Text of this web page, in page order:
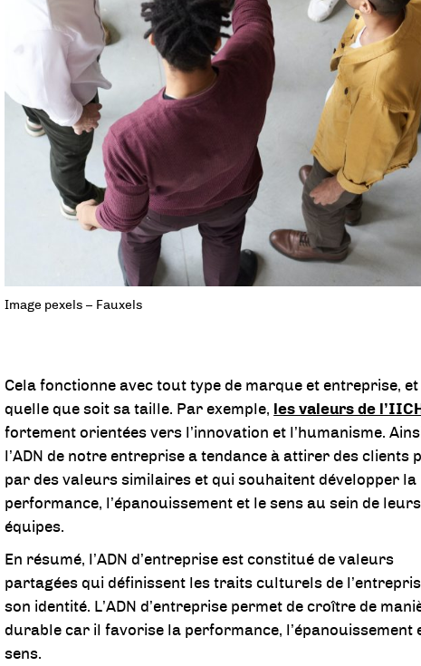
Image pexels – Fauxels
Cela fonctionne avec tout type de marque et entreprise, et
quelle que soit sa taille. Par exemple, les valeurs de l’IICH
fortement orientées vers l’innovation et l’humanisme.
l’ADN de notre entreprise a tendance à attirer des clients
par des valeurs similaires et qui souhaitent développer la
performance, l’épanouissement et le sens au sein de leurs
équipes.
En résumé, l’ADN d’entreprise est constitué de valeurs
partagées qui définissent les traits culturels de
son identité. L’ADN d’entreprise permet de croître de
durable car il favorise la performance, l’épanouissement
sens.